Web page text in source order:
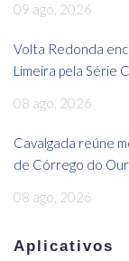
09 ago, 2026
Volta Redonda
Limeira pela Série C
08 ago, 2026
Cavalgada reúne
de Córrego do
08 ago, 2026
Aplicativos